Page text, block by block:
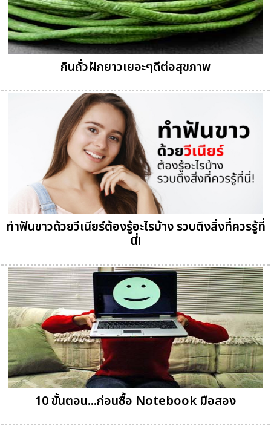
กินถั่วฝักยาวเยอะๆดีต่อสุขภาพ
ทำฟันขาวด้วยวีเนียร์ต้องรู้อะไรบ้าง รวบตึงสิ่งที่ควรรู้ที่
นี่!
10 ขั้นตอน...ก่อนซื้อ Notebook มือสอง